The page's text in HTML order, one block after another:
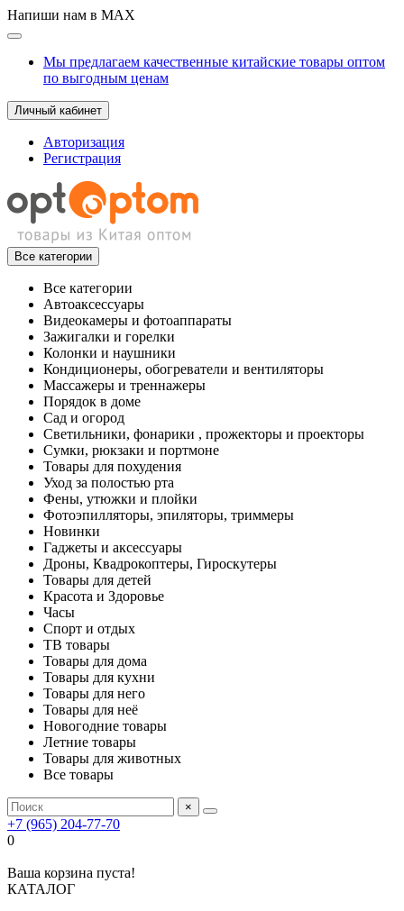
Напиши нам в MAX
Мы предлагаем качественные китайские товары оптом
по выгодным ценам
Личный кабинет
Авторизация
Регистрация
Все категории
Все категории
Автоаксессуары
Видеокамеры и фотоаппараты
Зажигалки и горелки
Колонки и наушники
Кондиционеры, обогреватели и вентиляторы
Массажеры и треннажеры
Порядок в доме
Сад и огород
Светильники, фонарики , прожекторы и проекторы
Сумки, рюкзаки и портмоне
Товары для похудения
Уход за полостью рта
Фены, утюжки и плойки
Фотоэпилляторы, эпиляторы, триммеры
Новинки
Гаджеты и аксессуары
Дроны, Квадрокоптеры, Гироскутеры
Товары для детей
Красота и Здоровье
Часы
Спорт и отдых
ТВ товары
Товары для дома
Товары для кухни
Товары для него
Товары для неё
Новогодние товары
Летние товары
Товары для животных
Все товары
×
+7 (965) 204-77-70
0
Ваша корзина пуста!
КАТАЛОГ